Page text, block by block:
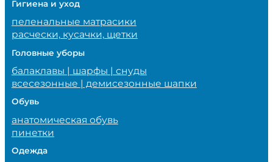
Гигиена и уход
пеленальные матрасики
расчески, кусачки, щетки
Головные уборы
балаклавы | шарфы | снуды
всесезонные | демисезонные шапки
Обувь
анатомическая обувь
пинетки
Одежда